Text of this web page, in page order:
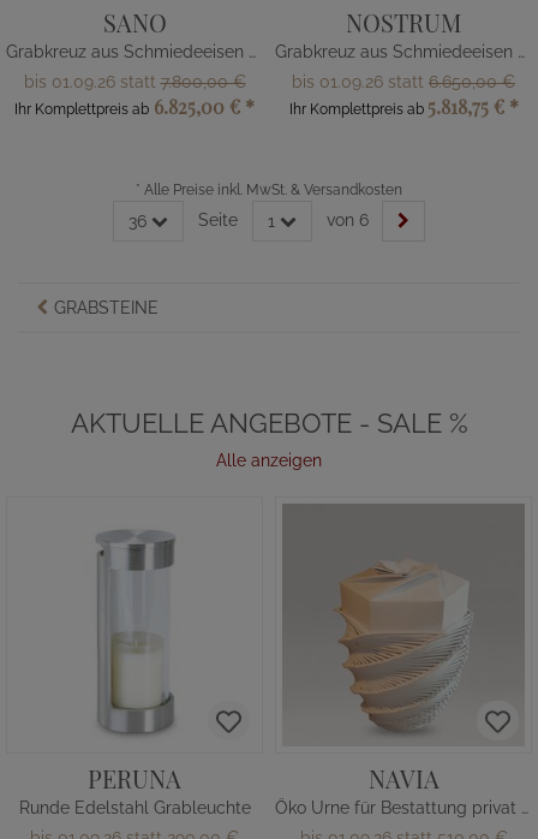
SANO
Grabkreuz aus Schmiedeeisen mit Bronze
bis 01.09.26 statt7.800,00 €
Ihr Komplettpreis ab 6.825,00 € *
NOSTRUM
Grabkreuz aus Schmiedeeisen mit Bronze
bis 01.09.26 statt 6.650,00 €
Ihr Komplettpreis ab 5.818,75 € *
* Alle Preise inkl. MwSt. & Versandkosten
36 Seite 1 von 6
GRABSTEINE
AKTUELLE ANGEBOTE - SALE %
Alle anzeigen
PERUNA
Runde Edelstahl Grableuchte
NAVIA
Öko Urne für Bestattung privat kaufen